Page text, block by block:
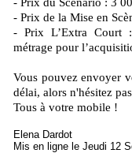
- Prix de la Mise en
- Prix L’Extra Court
métrage pour
Vous pouvez envoyer
délai, alors n'hésitez
Tous à votre mobile !
Elena Dardot
Mis en ligne le Jeudi 12